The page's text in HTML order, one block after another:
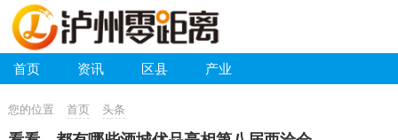
首页 资讯 区县 产业
您的位置 首页 头条